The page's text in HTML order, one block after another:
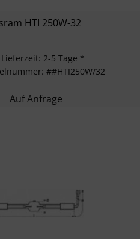
HTI 250W-32
Lieferzeit: 2-5 Tage *
##HTI250W/32
Auf Anfrage